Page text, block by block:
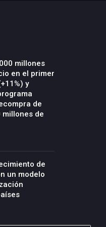
millones
en el primer
y
de
de
de
un modelo